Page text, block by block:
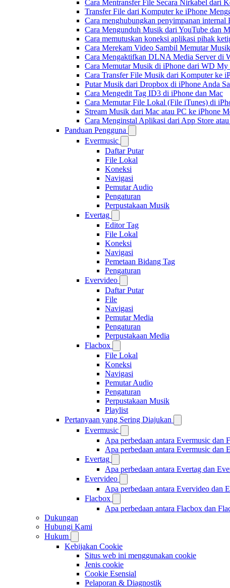
Cara Mentransfer File Secara Nirkabel dari
Transfer File dari Komputer ke iPhone
Cara menghubungkan penyimpanan
Cara Mengunduh Musik dari YouTube dan
Cara memutuskan koneksi aplikasi pihak
Cara Merekam Video Sambil Memutar
Cara Mengaktifkan DLNA Media Server di
Cara Memutar Musik di iPhone dari WD
Cara Transfer File Musik dari Komputer ke
Putar Musik dari Dropbox di iPhone Anda
Cara Mengedit Tag ID3 di iPhone dan Mac
Cara Memutar File Lokal (File iTunes) di
Stream Musik dari Mac atau PC ke iPhone
Cara Menginstal Aplikasi dari App Store
Panduan Pengguna
Evermusic
Daftar Putar
File Lokal
Koneksi
Navigasi
Pemutar Audio
Pengaturan
Perpustakaan Musik
Evertag
Editor Tag
File Lokal
Koneksi
Navigasi
Pemetaan Bidang Tag
Pengaturan
Evervideo
Daftar Putar
File
Navigasi
Pemutar Media
Pengaturan
Perpustakaan Media
Flacbox
File Lokal
Koneksi
Navigasi
Pemutar Audio
Pengaturan
Perpustakaan Musik
Playlist
Pertanyaan yang Sering Diajukan
Evermusic
Apa perbedaan antara Evermusic dan
Apa perbedaan antara Evermusic dan
Evertag
Apa perbedaan antara Evertag dan
Evervideo
Apa perbedaan antara Evervideo dan
Flacbox
Apa perbedaan antara Flacbox dan
Dukungan
Hubungi Kami
Hukum
Kebijakan Cookie
Situs web ini menggunakan cookie
Jenis cookie
Cookie Esensial
Pelaporan & Diagnostik